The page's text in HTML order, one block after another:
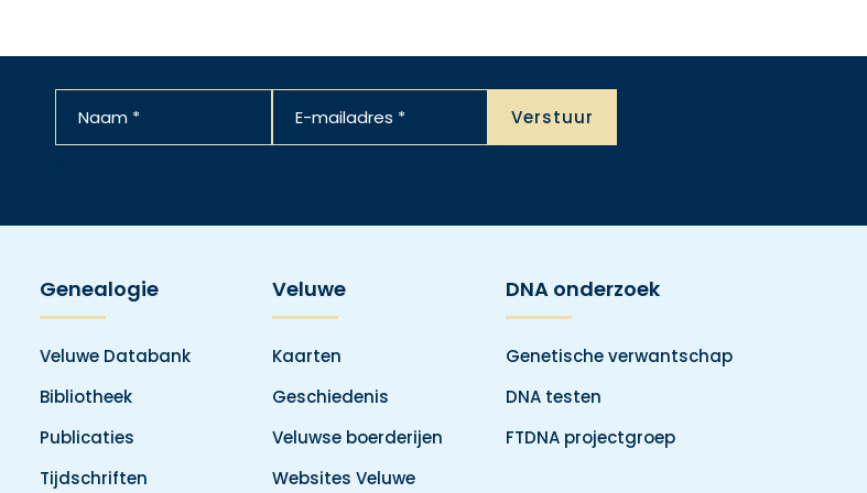
Genealogie
Veluwe Databank
Bibliotheek
Publicaties
Tijdschriften
Veluwe
Kaarten
Geschiedenis
Veluwse boerderijen
Websites Veluwe
DNA onderzoek
Genetische verwantschap
DNA testen
FTDNA projectgroep